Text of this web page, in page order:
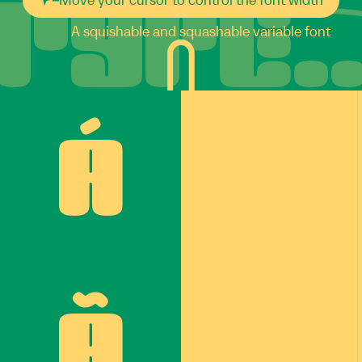
A squishable and squashable variable font
Á